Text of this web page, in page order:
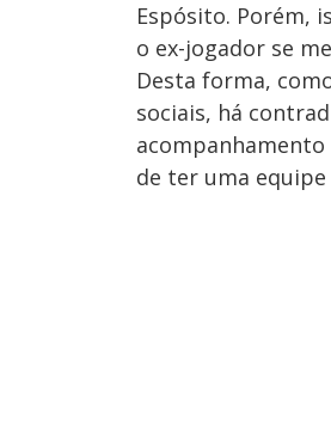
Espósito. Porém,
o ex-jogador se
Desta forma,
sociais, há
de ter uma